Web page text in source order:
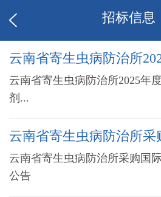
招标信息
云南省寄生虫病防治所
云南省寄生虫病防治所2025年
剂...
云南省寄生虫病防治所采
云南省寄生虫病防治所采购国
公告